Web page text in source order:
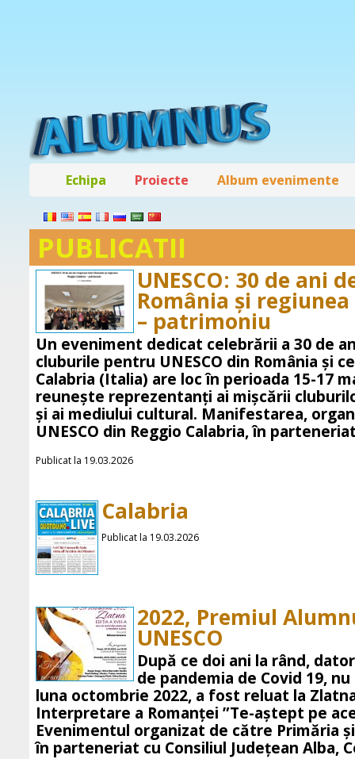
Echipa Proiecte Album evenimente
PUBLICATII
UNESCO: 30 de ani
România și
– patrimoniu
Un eveniment dedicat celebrării a 30 de
cluburile pentru UNESCO din România și
Calabria (Italia) are loc în perioada 15-17
reunește reprezentanți ai mișcării
și ai mediului cultural. Manifestarea,
UNESCO din Reggio Calabria, în
Publicat la 19.03.2026
Calabria
Publicat la 19.03.2026
2022, Premiul
UNESCO
După ce doi ani la rând,
de pandemia de Covid 19,
luna octombrie 2022, a fost reluat la
Interpretare a Romanței ”Te-aștept pe
Evenimentul organizat de către Primăria
în parteneriat cu Consiliul Județean Alba,